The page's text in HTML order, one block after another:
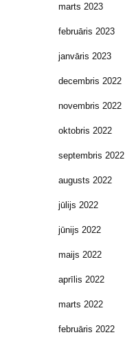
marts 2023
februāris 2023
janvāris 2023
decembris 2022
novembris 2022
oktobris 2022
septembris 2022
augusts 2022
jūlijs 2022
jūnijs 2022
maijs 2022
aprīlis 2022
marts 2022
februāris 2022